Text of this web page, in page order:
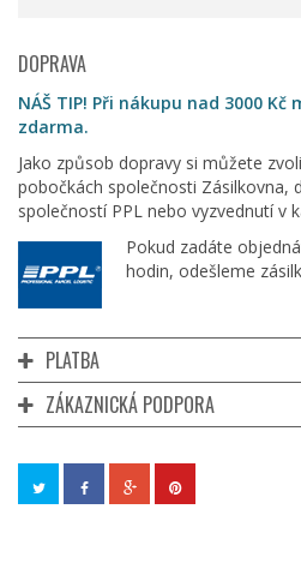
DOPRAVA
NÁŠ TIP! Při nákupu nad 3000 Kč
zdarma.
Jako způsob dopravy si můžete
pobočkách společnosti Zásilkovna,
společností PPL nebo vyzvednutí v
Pokud zadáte
hodin, odešleme
PLATBA
ZÁKAZNICKÁ PODPORA